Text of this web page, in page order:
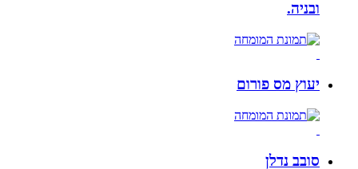
יעוץ מס פורום
סובב נדלן